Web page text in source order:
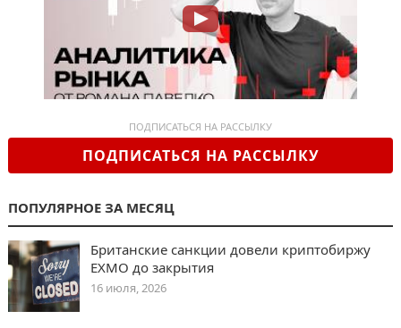
ПОДПИСАТЬСЯ НА РАССЫЛКУ
ПОДПИСАТЬСЯ НА РАССЫЛКУ
ПОПУЛЯРНОЕ ЗА МЕСЯЦ
Британские санкции довели криптобиржу
EXMO до закрытия
16 июля, 2026